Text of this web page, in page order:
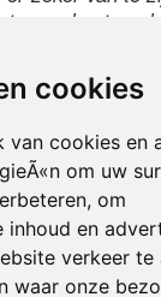
cookies
van cookies en
om uw
om
inhoud en
verkeer te
waar onze